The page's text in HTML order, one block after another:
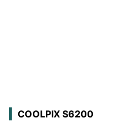
COOLPIX S6200